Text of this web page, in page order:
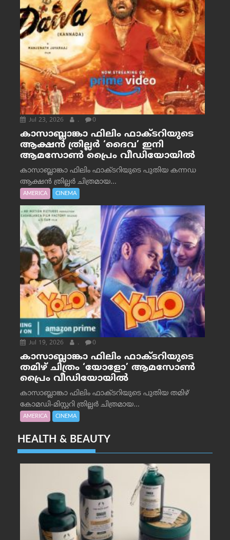
Jul 23, 2026 . 0
കാസാബ്ലാങ്കാ ഫിലിം ഫാക്ടറിയുടെ
ആക്ഷൻ ത്രില്ലർ ‘ദൈവ’ ഇനി
ആമസോൺ പ്രൈം വീഡിയോയിൽ
കാസാബ്ലാങ്കാ ഫിലിം ഫാക്ടറിയുടെ പുതിയ കന്നഡ
ആക്ഷൻ ത്രില്ലർ ചിത്രമായ...
AMERICA CINEMA
Jul 19, 2026 . 0
കാസാബ്ലാങ്കാ ഫിലിം ഫാക്ടറിയുടെ
തമിഴ് ചിത്രം ‘യോളോ’ ആമസോൺ
പ്രൈം വീഡിയോയിൽ
കാസാബ്ലാങ്കാ ഫിലിം ഫാക്ടറിയുടെ പുതിയ തമിഴ്
കോമഡി-മിസ്റ്ററി ത്രില്ലർ ചിത്രമായ...
AMERICA CINEMA
HEALTH & BEAUTY